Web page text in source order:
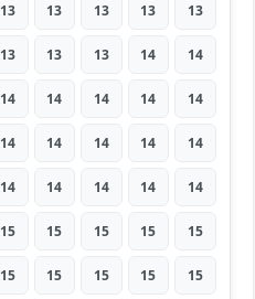
13 13 13 13 13
13 13 13 14 14
14 14 14 14 14
14 14 14 14 14
14 14 14 14 14
15 15 15 15 15
15 15 15 15 15